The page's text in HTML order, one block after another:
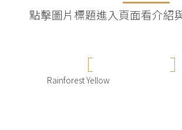
點擊圖片標題進入頁面看介紹
Rainforest Yellow